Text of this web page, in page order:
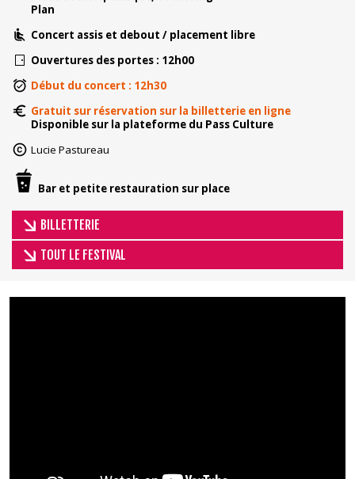
Plan
Concert assis et debout / placement libre
Ouvertures des portes : 12h00
Début du concert : 12h30
Gratuit sur réservation sur la billetterie en ligne
Disponible sur la plateforme du Pass Culture
Lucie Pastureau
Bar et petite restauration sur place
BILLETTERIE
TOUT LE FESTIVAL